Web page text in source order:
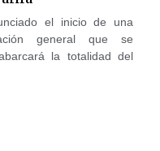
el inicio de una
general que se
la totalidad del